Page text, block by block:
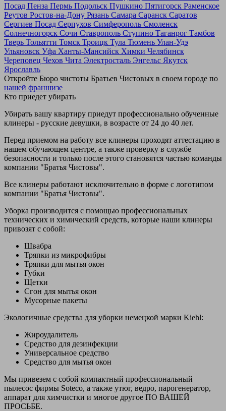
Посад Пенза Пермь Подольск Пушкино Пятигорск Раменское
Реутов Ростов-на-Дону Рязань Самара Саранск Саратов
Сергиев Посад Серпухов Симферополь Смоленск
Солнечногорск Сочи Ставрополь Ступино Таганрог Тамбов
Тверь Тольятти Томск Троицк Тула Тюмень Улан-Удэ
Ульяновск Уфа Ханты-Мансийск Химки Челябинск
Череповец Чехов Чита Электросталь Энгельс Якутск
Ярославль
Откройте Бюро чистоты Братьев Чистовых в своем городе по
нашей франшизе
Кто приедет убирать
Убирать вашу квартиру приедут профессионально обученные
клинеры - русские девушки, в возрасте от 24 до 40 лет.
Перед приемом на работу все клинеры проходят аттестацию в
нашем обучающем центре, а также проверку в службе
безопасности и только после этого становятся частью команды
компании "Братья Чистовы".
Все клинеры работают исключительно в форме с логотипом
компании "Братья Чистовы".
Уборка производится с помощью профессиональных
технических и химический средств, которые наши клинеры
привозят с собой:
Швабра
Тряпки из микрофибры
Тряпки для мытья окон
Губки
Щетки
Сгон для мытья окон
Мусорные пакеты
Экологичные средства для уборки немецкой марки Kiehl:
Жироудалитель
Средство для дезинфекции
Универсальное средство
Средство для мытья окон
Мы привезем с собой компактный профессиональный
пылесос фирмы Soteco, а также утюг, ведро, парогенератор,
аппарат для химчистки и многое другое ПО ВАШЕЙ
ПРОСЬБЕ.